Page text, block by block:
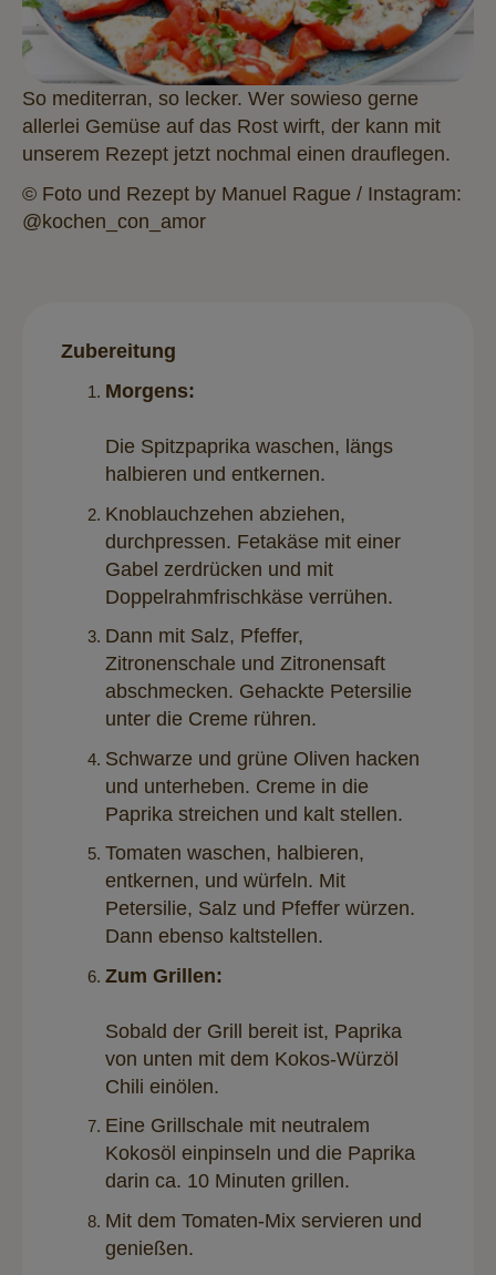
So mediterran, so lecker. Wer sowieso gerne
allerlei Gemüse auf das Rost wirft, der kann mit
unserem Rezept jetzt nochmal einen drauflegen.
© Foto und Rezept by Manuel Rague / Instagram:
@kochen_con_amor
Zubereitung
Morgens:
Die Spitzpaprika waschen, längs
halbieren und entkernen.
Knoblauchzehen abziehen,
durchpressen. Fetakäse mit einer
Gabel zerdrücken und mit
Doppelrahmfrischkäse verrühen.
Dann mit Salz, Pfeffer,
Zitronenschale und Zitronensaft
abschmecken. Gehackte Petersilie
unter die Creme rühren.
Schwarze und grüne Oliven hacken
und unterheben. Creme in die
Paprika streichen und kalt stellen.
Tomaten waschen, halbieren,
entkernen, und würfeln. Mit
Petersilie, Salz und Pfeffer würzen.
Dann ebenso kaltstellen.
Zum Grillen:
Sobald der Grill bereit ist, Paprika
von unten mit dem Kokos-Würzöl
Chili einölen.
Eine Grillschale mit neutralem
Kokosöl einpinseln und die Paprika
darin ca. 10 Minuten grillen.
Mit dem Tomaten-Mix servieren und
genießen.